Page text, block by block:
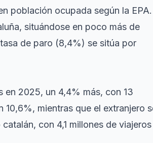
población ocupada según la EPA.
situándose en poco más de
de paro (8,4%) se sitúa por
en 2025, un 4,4% más, con 13
mientras que el extranjero
con 4,1 millones de